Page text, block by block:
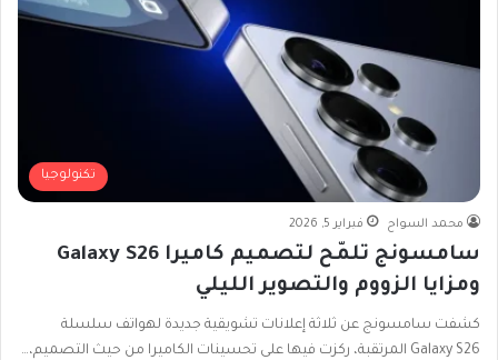
تكنولوجيا
محمد السواح فبراير 5, 2026
سامسونج تلمّح لتصميم كاميرا Galaxy S26
ومزايا الزووم والتصوير الليلي
كشفت سامسونج عن ثلاثة إعلانات تشويقية جديدة لهواتف سلسلة
Galaxy S26 المرتقبة، ركزت فيها على تحسينات الكاميرا من حيث التصميم،…